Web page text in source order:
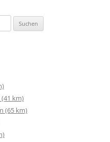
(41 km)
(65 km)